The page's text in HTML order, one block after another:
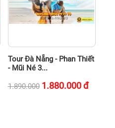
Tour Đà Nẵng - Phan Thiết
- Mũi Né 3...
1.890.000 1.880.000đ